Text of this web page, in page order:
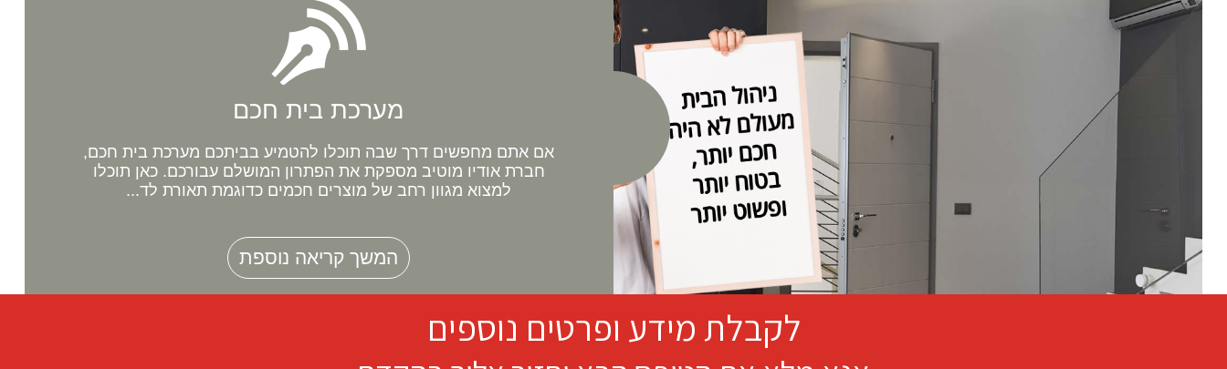
מערכת בית חכם
אם אתם מחפשים דרך שבה תוכלו להטמיע בביתכם מערכת בית חכם,
חברת אודיו מוטיב מספקת את הפתרון המושלם עבורכם. כאן תוכלו
למצוא מגוון רחב של מוצרים חכמים כדוגמת תאורת לד...
המשך קריאה נוספת
לקבלת מידע ופרטים נוספים